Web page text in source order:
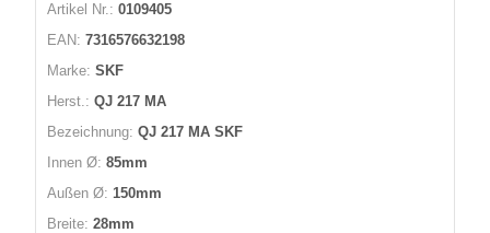
Artikel Nr.: 0109405
EAN: 7316576632198
Marke: SKF
Herst.: QJ 217 MA
Bezeichnung: QJ 217 MA SKF
Innen Ø: 85mm
Außen Ø: 150mm
Breite: 28mm